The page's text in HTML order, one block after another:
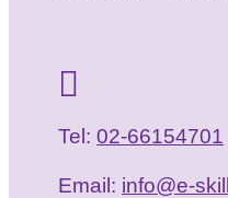
Tel: 02-66154701
Email: info@e-